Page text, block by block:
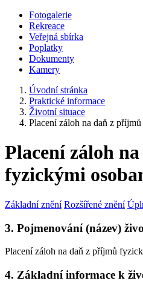
Fotogalerie
Rekreace
Veřejná sbírka
Poplatky
Dokumenty
Kamery
Úvodní stránka
Praktické informace
Životní situace
Placení záloh na daň z
Placení záloh
fyzickými
Základní znění Rozšířené znění
3. Pojmenování (název)
Placení záloh na daň z příjmů
4. Základní informace k